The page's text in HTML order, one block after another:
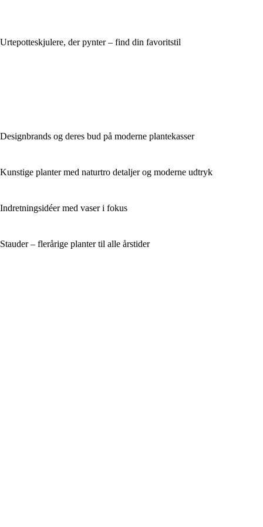
Urtepotteskjulere, der pynter – find din favoritstil
Designbrands og deres bud på moderne plantekasser
Kunstige planter med naturtro detaljer og moderne udtryk
Indretningsidéer med vaser i fokus
Stauder – flerårige planter til alle årstider